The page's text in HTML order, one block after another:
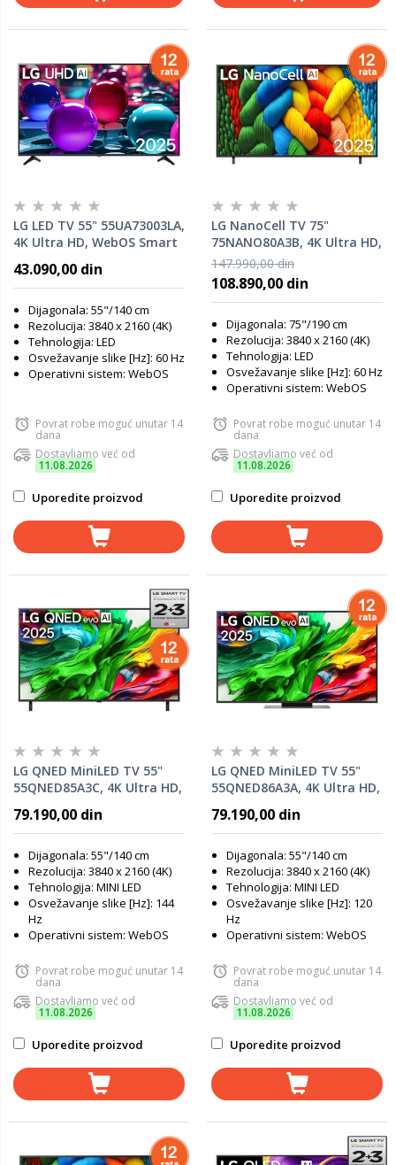
LG LED TV 55" 55UA73003LA,
4K Ultra HD, WebOS Smart
Processor 4K Gen8, Super
Upscaling
43.090,00 din
Dijagonala: 55"/140 cm
Rezolucija: 3840 x 2160 (4K)
Tehnologija: LED
Osvežavanje slike [Hz]: 60 Hz
Operativni sistem: WebOS
Povrat robe moguć unutar 14
dana
Dostavljamo već od
11.08.2026
Uporedite proizvod
LG NanoCell TV 75"
75NANO80A3B, 4K Ultra HD,
WebOS Smart TV, α7 AI
Processor 4K Gen8, Super
Upscaling, HDR10, Magic
147.990,00 din
108.890,00 din
Dijagonala: 75"/190 cm
Rezolucija: 3840 x 2160 (4K)
Tehnologija: LED
Osvežavanje slike [Hz]: 60 Hz
Operativni sistem: WebOS
Povrat robe moguć unutar 14
dana
Dostavljamo već od
11.08.2026
Uporedite proizvod
LG QNED MiniLED TV 55"
55QNED85A3C, 4K Ultra HD,
Processor 4K Gen2,
Dynamic QNED, AI Picture
Pro, VRR 144Hz, Magični
daljinski
79.190,00 din
Dijagonala: 55"/140 cm
Rezolucija: 3840 x 2160 (4K)
Tehnologija: MINI LED
Osvežavanje slike [Hz]: 144
Hz
Operativni sistem: WebOS
Povrat robe moguć unutar 14
dana
Dostavljamo već od
11.08.2026
Uporedite proizvod
LG QNED MiniLED TV 55"
55QNED86A3A, 4K Ultra HD,
Processor 4K Gen2, VRR
120Hz, Dynamic QNED, AI
Picture Pro, Magični
daljinski
79.190,00 din
Dijagonala: 55"/140 cm
Rezolucija: 3840 x 2160 (4K)
Tehnologija: MINI LED
Osvežavanje slike [Hz]: 120
Hz
Operativni sistem: WebOS
Povrat robe moguć unutar 14
dana
Dostavljamo već od
11.08.2026
Uporedite proizvod